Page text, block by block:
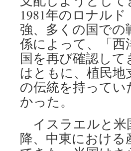
1981年のロナル
強、多くの国で
係によって、「西
国を再び確認し
はともに、植民地
の伝統を持って
かった。
イスラエルと米
降、中東におけ